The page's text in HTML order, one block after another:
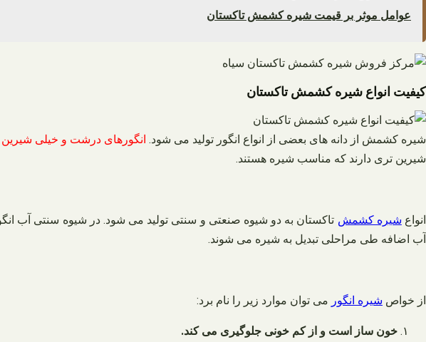
عوامل موثر بر قیمت شیره کشمش تاکستان
کیفیت انواع شیره کشمش تاکستان
شیره کشمش از دانه های بعضی از انواع انگور تولید می شود. انگورهای درشت و خیلی شیرین
شیرین تری دارند که مناسب شیره هستند.
انواع شیره کشمش تاکستان به دو شیوه صنعتی و سنتی تولید می شود. در شیوه سنتی آب
آب اضافه طی مراحلی تبدیل به شیره می شوند.
از خواص شیره انگور می توان موارد زیر را نام برد:
خون ساز است و از کم خونی جلوگیری می کند.